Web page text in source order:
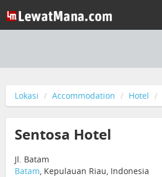
Lokasi Accommodation Hotel
Sentosa Hotel
Jl. Batam
Batam, Kepulauan Riau, Indonesia